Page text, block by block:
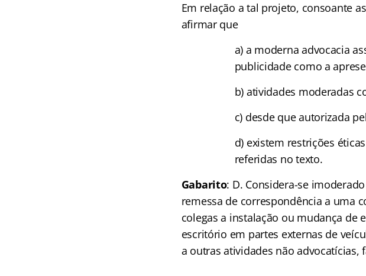
Em relação a tal projeto, consoante
afirmar que
a) a moderna advocacia
publicidade como a
b) atividades moderadas
c) desde que autorizada
d) existem restrições
referidas no texto.
Gabarito: D. Considera-se
remessa de correspondência a uma
colegas a instalação ou mudança de
escritório em partes externas de
a outras atividades não advocatícias,